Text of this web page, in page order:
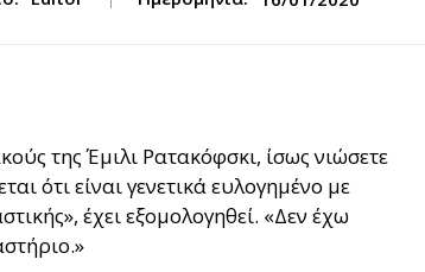
της Έμιλι Ρατακόφσκι, ίσως νιώσετε
ότι είναι γενετικά ευλογημένο με
έχει εξομολογηθεί. «Δεν έχω